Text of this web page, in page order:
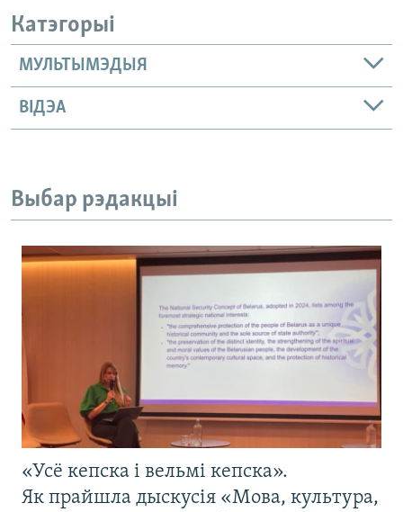
Катэгорыі
МУЛЬТЫМЭДЫЯ
ВІДЭА
Выбар рэдакцыі
«Усё кепска і вельмі кепска».
Як прайшла дыскусія «Мова, культура,